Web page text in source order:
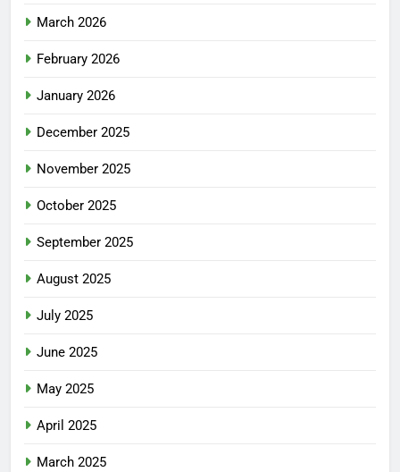
March 2026
February 2026
January 2026
December 2025
November 2025
October 2025
September 2025
August 2025
July 2025
June 2025
May 2025
April 2025
March 2025